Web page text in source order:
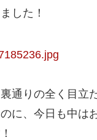
した！
通りの全く目立
に、今日も中は